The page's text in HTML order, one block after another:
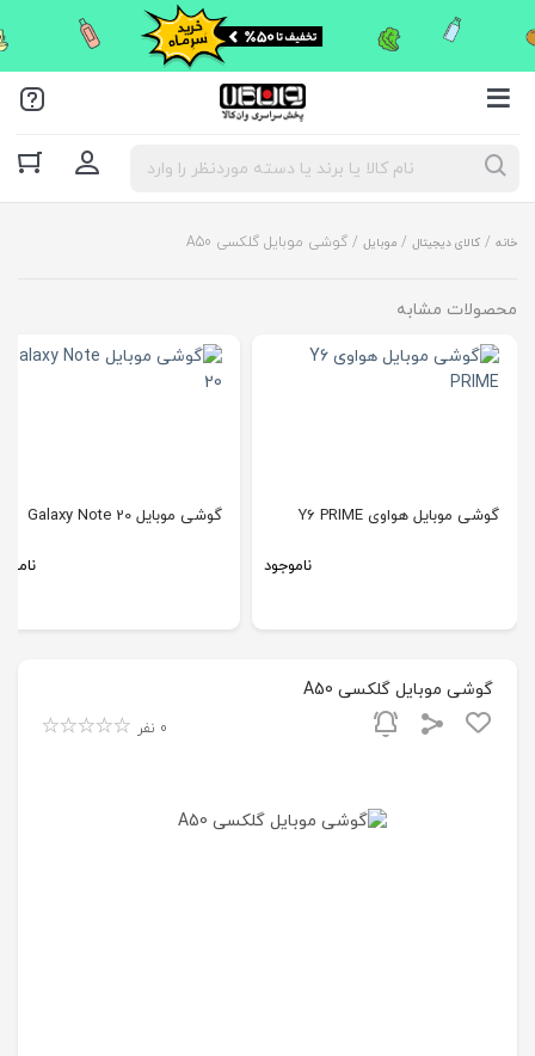
جستجو
محصولات
خانه / کالای دیجیتال / موبایل / گوشی موبایل گلکسی A50
محصولات مشابه
گوشی موبایل هواوی Y6 PRIME
ناموجود
گوشی موبایل Galaxy Note 20
گوشی موبایل گلکسی A50
0 نفر